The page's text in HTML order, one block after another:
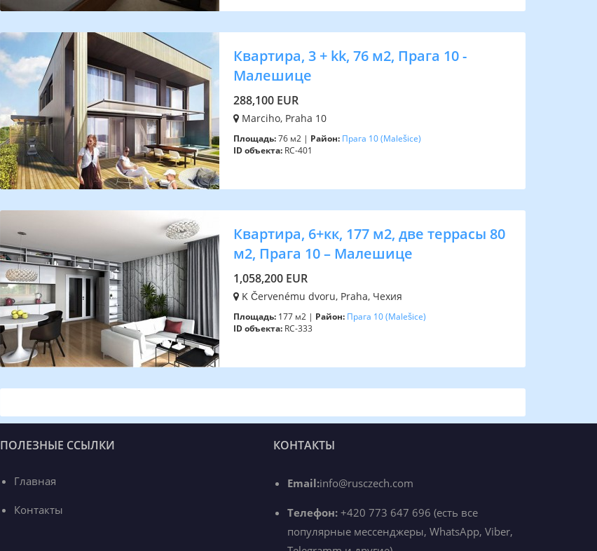
Квартира, 3 + kk, 76 м2, Прага 10 -
Малешице
288,100 EUR
Marciho, Praha 10
Площадь:76 м2 | Район: Прага 10 (Malešice)
ID объекта:RC-401
Квартира, 6+кк, 177 м2, две террасы 80
м2, Прага 10 – Малешице
1,058,200 EUR
K Červenému dvoru, Praha, Чехия
Площадь:177 м2 | Район: Прага 10 (Malešice)
ID объекта:RC-333
ПОЛЕЗНЫЕ ССЫЛКИ
Главная
Контакты
КОНТАКТЫ
Email:info@rusczech.com
Телефон: +420 773 647 696 (есть все
популярные мессенджеры, WhatsApp, Viber,